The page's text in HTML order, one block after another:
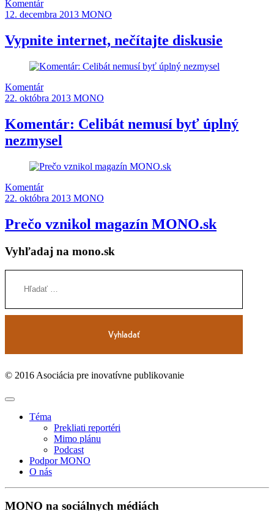
Komentár
12. decembra 2013 MONO
Vypnite internet, nečítajte diskusie
Komentár
22. októbra 2013 MONO
Komentár: Celibát nemusí byť úplný
nezmysel
Komentár
22. októbra 2013 MONO
Prečo vznikol magazín MONO.sk
Vyhľadaj na mono.sk
© 2016 Asociácia pre inovatívne publikovanie
Téma
Prekliati reportéri
Mimo plánu
Podcast
Podpor MONO
O nás
MONO na sociálnych médiách